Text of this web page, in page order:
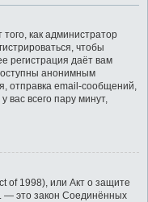
как администратор
чтобы
регистрация даёт вам
анонимным
отправка email-сообщений,
вас всего пару минут,
of 1998), или Акт о защите
— это закон Соединённых